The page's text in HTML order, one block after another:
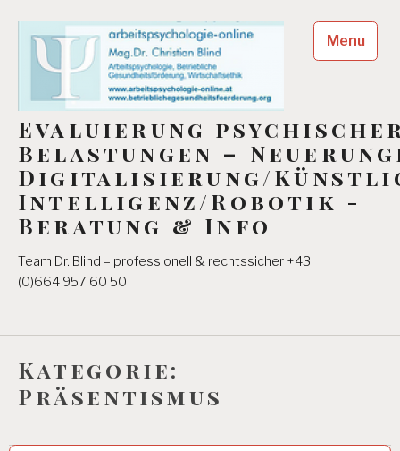
content
Evaluierung
Belastungen –
Digitalisierung/
Intelligenz/Robotik -
Beratung & Info
Team Dr. Blind – professionell & rechtssicher +43
(0)664 957 60 50
Menu
Kategorie:
Präsentismus